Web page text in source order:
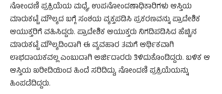
ನೋಂದಣಿ ಪ್ರಕ್ರಿಯೆಯ ಮಧ್ಯೆ, ಉಪನೋಂದಣಾಧಿಕಾರಿಗಳು ಆಸ್ತಿಯ
ಮಾರುಕಟ್ಟೆ ಮೌಲ್ಯದ ಬಗ್ಗೆ ಸಂಶಯ ವ್ಯಕ್ತಪಡಿಸಿ ಪ್ರಕರಣವನ್ನು ಪ್ರಾದೇಶಿಕ
ಆಯುಕ್ತರಿಗೆ ವಹಿಸಿದ್ದರು. ಪ್ರಾದೇಶಿಕ ಆಯುಕ್ತರು ನಿಗದಿಪಡಿಸಿದ ಹೆಚ್ಚಿನ
ಮಾರುಕಟ್ಟೆ ಮೌಲ್ಯದಿಂದಾಗಿ ಈ ವ್ಯವಹಾರ ತಮಗೆ ಆರ್ಥಿಕವಾಗಿ
ಲಾಭದಾಯಕವಲ್ಲ ಎಂಬುದಾಗಿ ಅರ್ಜಿದಾರರು ತಿಳಿದುಕೊಂಡಿದ್ದರು. ಬಳಿಕ ಆ
ಆಸ್ತಿಯ ಖರೀದಿಯಿಂದ ಹಿಂದೆ ಸರಿದಿದ್ದು, ನೋಂದಣಿ ಪ್ರಕ್ರಿಯೆಯನ್ನು
ಹಿಂಪಡೆದಿದ್ದರು.